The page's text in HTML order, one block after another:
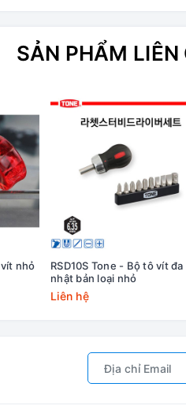
SẢN PHẨM LIÊN
nhỏ
RSD10S Tone - Bộ tô vít đa
nhật bản loại nhỏ
Liên hệ